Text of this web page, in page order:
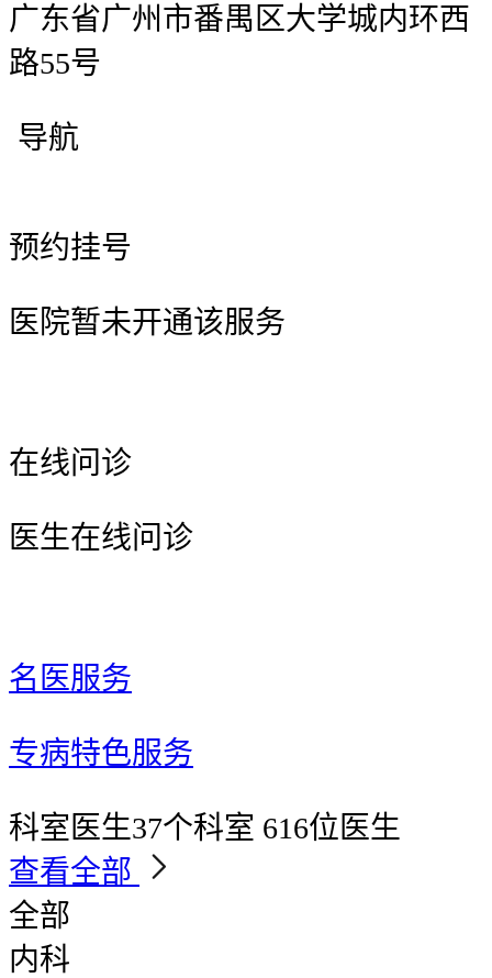
广东省广州市番禺区大学城内环西
路55号
导航
预约挂号
医院暂未开通该服务
在线问诊
医生在线问诊
名医服务
专病特色服务
科室医生37个科室 616位医生
查看全部
全部
内科